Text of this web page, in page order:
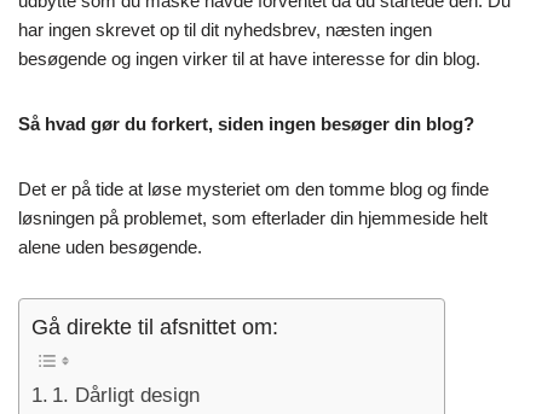
har ingen skrevet op til dit nyhedsbrev, næsten ingen
besøgende og ingen virker til at have interesse for din blog.
Så hvad gør du forkert, siden ingen besøger din blog?
Det er på tide at løse mysteriet om den tomme blog og finde
løsningen på problemet, som efterlader din hjemmeside helt
alene uden besøgende.
Gå direkte til afsnittet om:
1. Dårligt design